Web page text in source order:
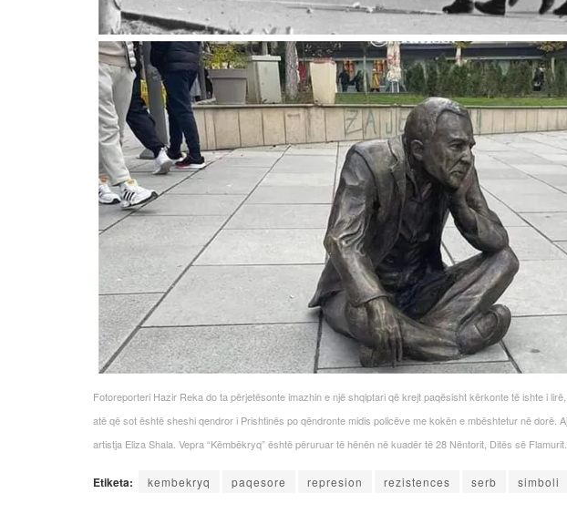
Fotoreporteri Hazir Reka do ta përjetësonte imazhin e një shqiptari që krejt paqësisht kërkonte të ishte i
atë që sot është sheshi qendror i Prishtinës po qëndronte midis policëve me kokën e mbështetur në dorë.
artistja Eliza Shala. Vepra “Këmbëkryq” është përuruar të hënën në kuadër të 28 Nëntorit, Ditës së Flamurit.
Etiketa: kembekryq paqesore represion rezistences serb simboli